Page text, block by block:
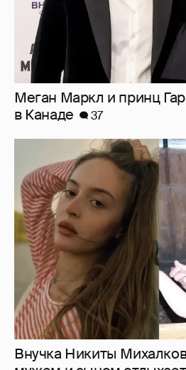
Меган Маркл и принц
в Канаде
37
Внучка Никиты